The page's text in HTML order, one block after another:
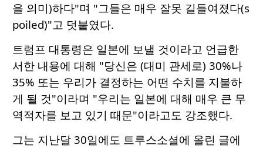
을 의미)하다"며 "그들은 매우 잘못 길들여졌다(s
poiled)"고 덧붙였다.
트럼프 대통령은 일본에 보낼 것이라고 언급한
서한 내용에 대해 "당신은 (대미 관세로) 30%나
35% 또는 우리가 결정하는 어떤 수치를 지불하
게 될 것"이라며 "우리는 일본에 대해 매우 큰 무
역적자를 보고 있기 때문"이라고도 강조했다.
그는 지난달 30일에도 트루스소셜에 올린 글에